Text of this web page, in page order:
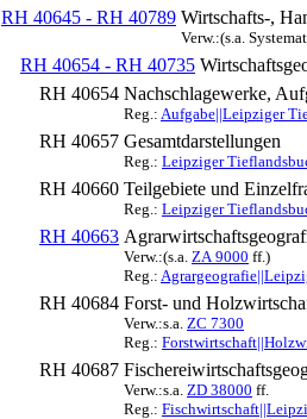
RH 40645 - RH 40789 Wirtschafts-,
Verw.:(s.a.
RH 40654 - RH 40735
RH 40654 Nachschlagewerke,
Reg.: Aufgabe||Leipziger
RH 40657 Gesamtdarstellungen
Reg.: Leipziger
RH 40660 Teilgebiete und
Reg.: Leipziger
RH 40663
Verw.:(s.a. ZA 9000 ff.)
Reg.:
RH 40684 Forst- und
Verw.:s.a. ZC 7300
Reg.:
RH 40687
Verw.:s.a. ZD 38000 ff.
Reg.: